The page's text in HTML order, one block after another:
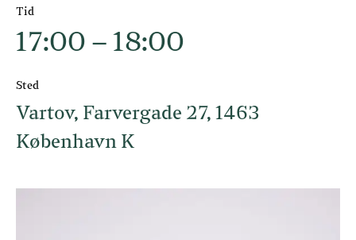
Tid
17:00 – 18:00
Sted
Vartov, Farvergade 27, 1463
København K